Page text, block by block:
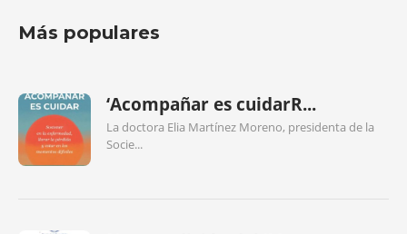
Más populares
‘Acompañar es cuidarR...
La doctora Elia Martínez Moreno, presidenta de la
Socie...